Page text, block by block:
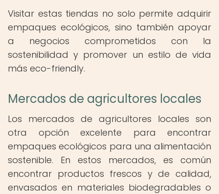
Visitar estas tiendas no solo permite adquirir
empaques ecológicos, sino también apoyar
a negocios comprometidos con la
sostenibilidad y promover un estilo de vida
más eco-friendly.
Mercados de agricultores locales
Los mercados de agricultores locales son
otra opción excelente para encontrar
empaques ecológicos para una alimentación
sostenible. En estos mercados, es común
encontrar productos frescos y de calidad,
envasados en materiales biodegradables o